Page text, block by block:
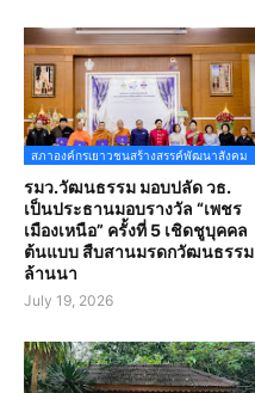
สภาองค์กรเยาวชนสร้างสรรค์พัฒนาสังคม
รมว.วัฒนธรรม มอบปลัด วธ.
เป็นประธานมอบรางวัล “เพชร
เมืองเหนือ” ครั้งที่ 5 เชิดชูบุคคล
ต้นแบบ สืบสานมรดกวัฒนธรรม
ล้านนา
July 19, 2026